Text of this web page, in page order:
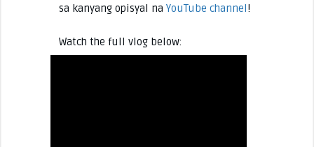
sa kanyang opisyal na YouTube channel!
Watch the full vlog below: